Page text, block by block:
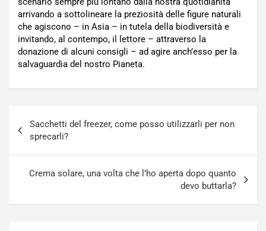
arrivando a sottolineare la preziosità delle figure naturali
che agiscono – in Asia – in tutela della biodiversità e
invitando, al contempo, il lettore – attraverso la
donazione di alcuni consigli – ad agire anch’esso per la
salvaguardia del nostro Pianeta.
articoli
Sacchetti del freezer, come posso utilizzarli per non
sprecarli?
Crema solare, una volta che l’ho aperta dopo quanto
devo buttarla?